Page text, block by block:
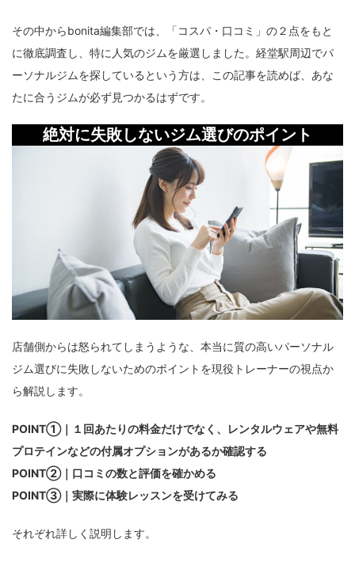
その中からbonita編集部では、「コスパ・口コミ」の２点をもと
に徹底調査し、特に人気のジムを厳選しました。経堂駅周辺でパ
ーソナルジムを探しているという方は、この記事を読めば、あな
たに合うジムが必ず見つかるはずです。
絶対に失敗しないジム選びのポイント
店舗側からは怒られてしまうような、本当に質の高いパーソナル
ジム選びに失敗しないためのポイントを現役トレーナーの視点か
ら解説します。
POINT①｜１回あたりの料金だけでなく、レンタルウェアや無料
プロテインなどの付属オプションがあるか確認する
POINT②｜ 口コミの数と評価を確かめる
POINT③｜実際に体験レッスンを受けてみる
それぞれ詳しく説明します。